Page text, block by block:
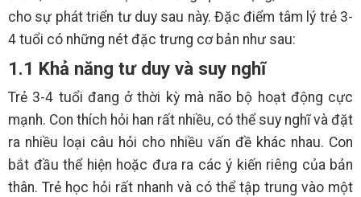
cho sự phát triển tư duy sau này. Đặc điểm tâm lý trẻ 3-
4 tuổi có những nét đặc trưng cơ bản như sau:
1.1 Khả năng tư duy và suy nghĩ
Trẻ 3-4 tuổi đang ở thời kỳ mà não bộ hoạt động cực
mạnh. Con thích hỏi han rất nhiều, có thể suy nghĩ và đặt
ra nhiều loại câu hỏi cho nhiều vấn đề khác nhau. Con
bắt đầu thể hiện hoặc đưa ra các ý kiến riêng của bản
thân. Trẻ học hỏi rất nhanh và có thể tập trung vào một